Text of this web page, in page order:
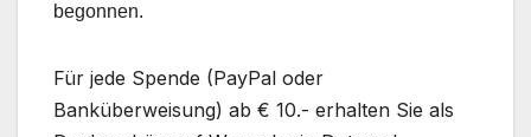
begonnen.
Für jede Spende (PayPal oder
Banküberweisung) ab € 10.- erhalten Sie als